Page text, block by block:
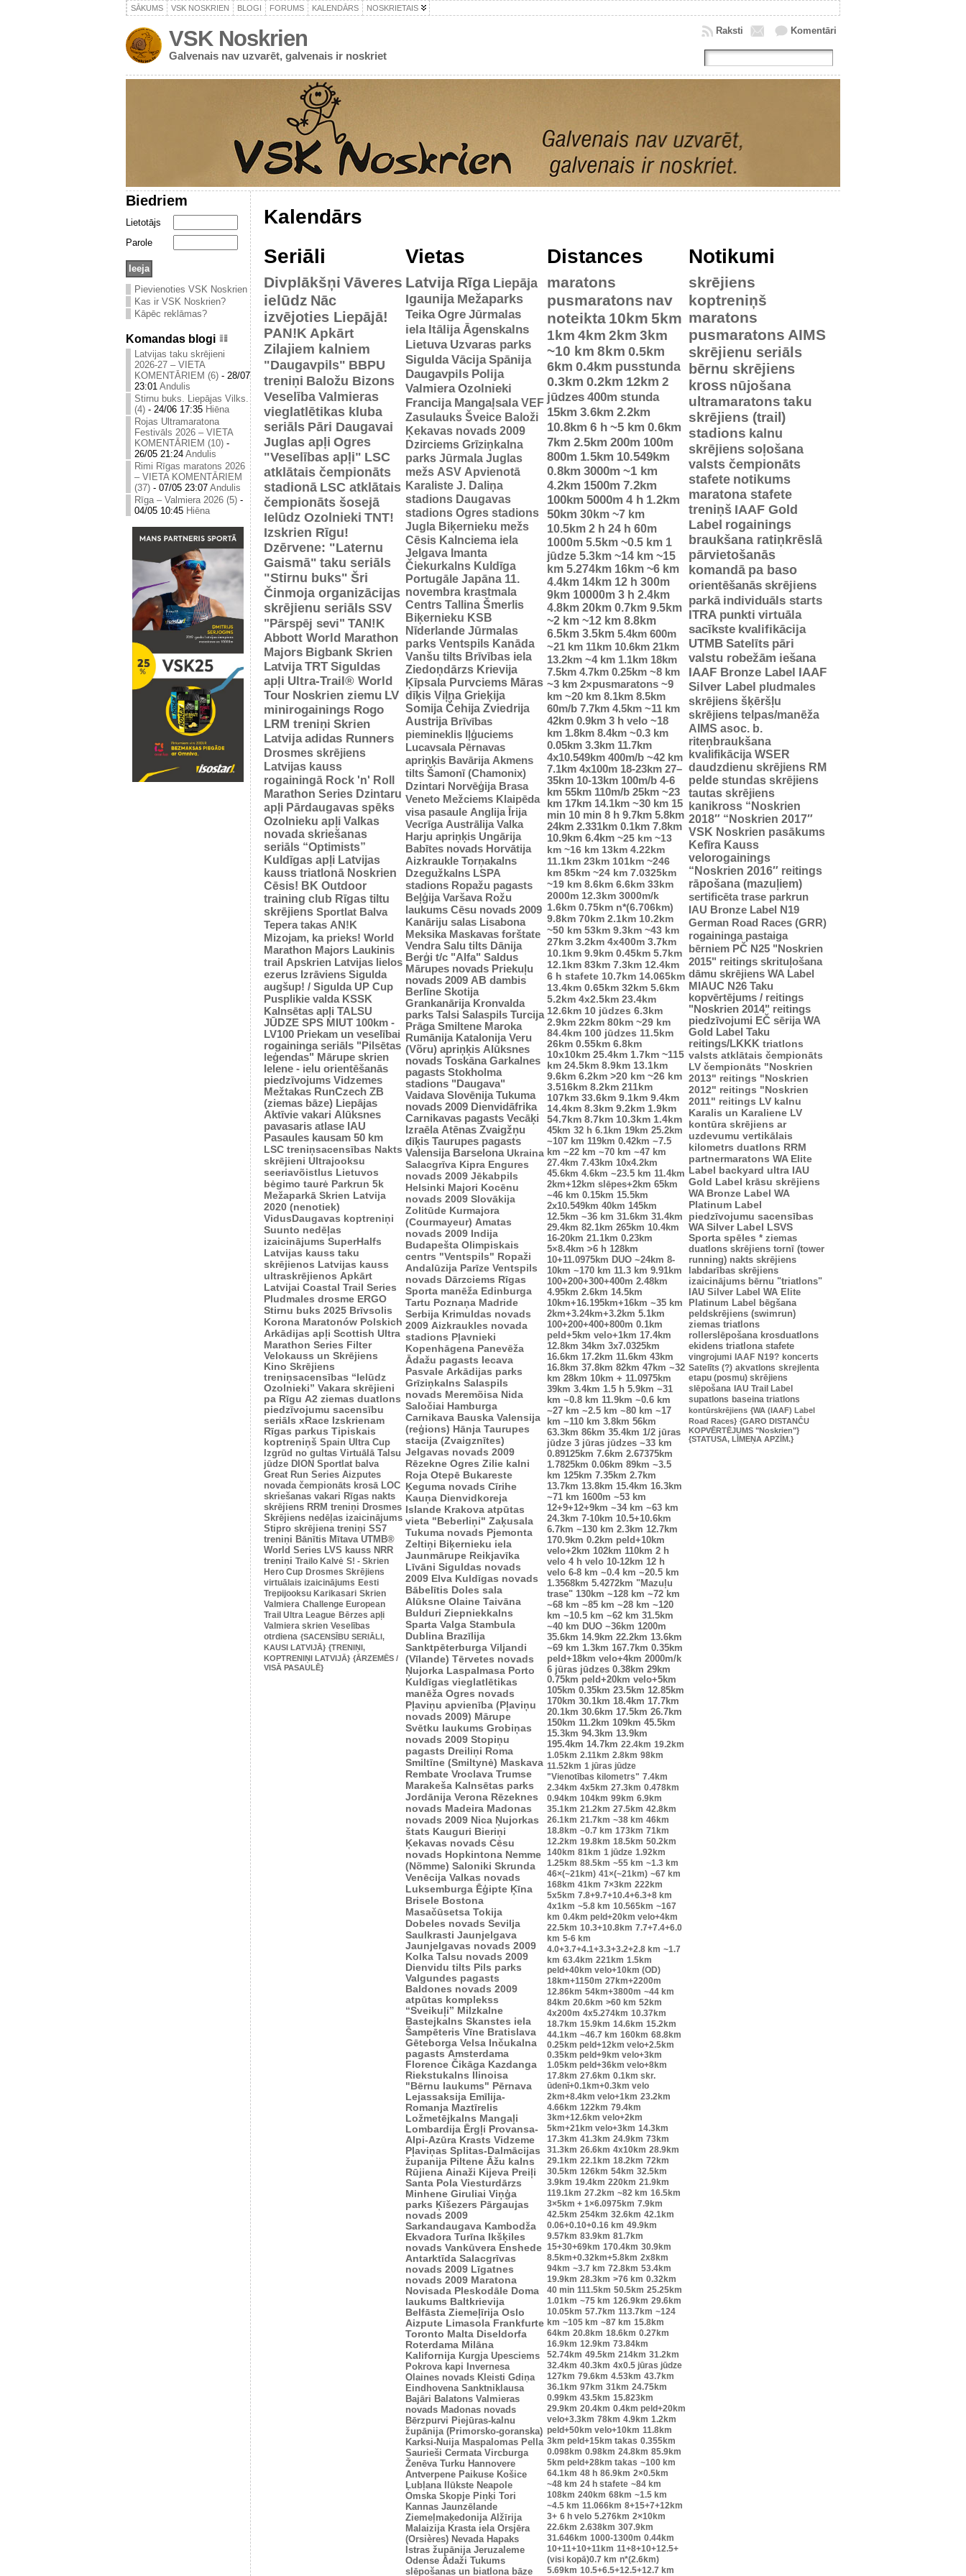
SĀKUMS VSK NOSKRIEN BLOGI FORUMS KALENDĀRS NOSKRIETAIS
VSK Noskrien
Galvenais nav uzvarēt, galvenais ir noskriet
Komentāri
Raksti
Biedriem
Lietotājs
Parole
Pievienoties VSK Noskrien
Kas ir VSK Noskrien?
Kāpēc reklāmas?
Komandas blogi
Latvijas taku skrējieni
2026-27 – VIETA
KOMENTĀRIEM (6) - 28/07
23:01 Andulis
Stirnu buks. Liepājas Vilks.
(4) - 24/06 17:35 Hiēna
Rojas Ultramaratona
Festivāls 2026 – VIETA
KOMENTĀRIEM (10) -
26/05 21:24 Andulis
Rimi Rīgas maratons 2026
– VIETA KOMENTĀRIEM
(37) - 07/05 23:07 Andulis
Rīga – Valmiera 2026 (5) -
04/05 10:45 Hiēna
Kalendārs
Seriāli
Divplākšņi Vāveres
ielūdz Nāc
izvējoties Liepājā!
PAN!K Apkārt
Zilajiem kalniem
"Daugavpils" BBPU
treniņi Baložu Bizons
Veselība Valmieras
vieglatlētikas kluba
seriāls Pāri Daugavai
Juglas apļi Ogres
"Veselības apļi" LSC
atklātais čempionāts
stadionā LSC atklātais
čempionāts šosejā
Ielūdz Ozolnieki TNT!
Izskrien Rīgu!
Dzērvene: "Laternu
Gaismā" taku seriāls
"Stirnu buks" Šri
Činmoja organizācijas
skrējienu seriāls SSV
"Pārspēj sevi" TAN!K
Abbott World Marathon
Majors Bigbank Skrien
Latvija TRT Siguldas
apļi Ultra-Trail® World
Tour Noskrien ziemu LV
minirogainings Rogo
LRM treniņi Skrien
Latvija adidas Runners
Drosmes skrējiens
Latvijas kauss
rogainingā Rock 'n' Roll
Marathon Series Dzintaru
apļi Pārdaugavas spēks
Ozolnieku apļi Valkas
novada skriešanas
seriāls “Optimists”
Kuldīgas apļi Latvijas
kauss triatlonā Noskrien
Cēsis! BK Outdoor
training club Rīgas tiltu
skrējiens Sportlat Balva
Tepera takas AN!K
Mizojam, ka prieks! World
Marathon Majors Laukinis
trail Apskrien Latvijas lielos
ezerus Izrāviens Sigulda
augšup! / Sigulda UP Cup
Pusplikie valda KSSK
Kalnsētas apļi TALSU
JŪDZE SPS MIUT 100km -
LV100 Priekam un veselībai
rogaininga seriāls "Pilsētas
leģendas" Mārupe skrien
Ielene - ielu orientēšanās
piedzīvojums Vidzemes
Mežtakas RunCzech ZB
(ziemas bāze) Liepājas
Aktīvie vakari Alūksnes
pavasaris atlase IAU
Pasaules kausam 50 km
LSC treniņsacensības Nakts
skrējieni Ultrajooksu
seeriavõistlus Lietuvos
bėgimo taurė Parkrun 5k
Mežaparkā Skrien Latvija
2020 (nenotiek)
VidusDaugavas koptreniņi
Suunto nedēļas
izaicinājums SuperHalfs
Latvijas kauss taku
skrējienos Latvijas kauss
ultraskrējienos Apkārt
Latvijai Coastal Trail Series
Pludmales drosme ERGO
Stirnu buks 2025 Brīvsolis
Korona Maratonów Polskich
Arkādijas apļi Scottish Ultra
Marathon Series Filter
Velokauss un Skrējiens
Kino Skrējiens
treniņsacensības “Ielūdz
Ozolnieki” Vakara skrējieni
pa Rīgu A2 ziemas duatlons
piedzīvojumu sacensību
seriāls xRace Izskrienam
Rīgas parkus Tipiskais
koptreniņš Spain Ultra Cup
Izgrūd no gultas Virtuālā Talsu
jūdze DION Sportlat balva
Great Run Series Aizputes
novada čempionāts krosā LOC
skriešanas vakari Rīgas nakts
skrējiens RRM treniņi Drosmes
Skrējiens nedēļas izaicinājums
Stipro skrējiena treniņi SS7
treniņi Bānītis Mītava UTMB®
World Series LVS kauss NRR
treniņi Trailo Kalvė S! - Skrien
Hero Cup Drosmes Skrējiens
virtuālais izaicinājums Eesti
Trepijooksu Karikasari Skrien
Valmiera Challenge European
Trail Ultra League Bērzes apļi
Valmiera skrien Veselības
otrdiena {SACENSĪBU SERIĀLI,
KAUSI LATVIJĀ} {TRENIŅI,
KOPTRENIŅI LATVIJĀ} {ĀRZEMĒS /
VISĀ PASAULĒ}
Vietas
Latvija Rīga Liepāja
Igaunija Mežaparks
Teika Ogre Jūrmalas
iela Itālija Āgenskalns
Lietuva Uzvaras parks
Sigulda Vācija Spānija
Daugavpils Polija
Valmiera Ozolnieki
Francija Mangaļsala VEF
Zasulauks Šveice Baloži
Ķekavas novads 2009
Dzirciems Grīziņkalna
parks Jūrmala Juglas
mežs ASV Apvienotā
Karaliste J. Daliņa
stadions Daugavas
stadions Ogres stadions
Jugla Biķernieku mežs
Cēsis Kalnciema iela
Jelgava Imanta
Čiekurkalns Kuldīga
Portugāle Japāna 11.
novembra krastmala
Centrs Tallina Šmerlis
Biķernieku KSB
Nīderlande Jūrmalas
parks Ventspils Kanāda
Vanšu tilts Brīvības iela
Ziedoņdārzs Krievija
Ķīpsala Purvciems Māras
dīķis Viļņa Grieķija
Somija Čehija Zviedrija
Austrija Brīvības
piemineklis Iļģuciems
Lucavsala Pērnavas
apriņķis Bavārija Akmens
tilts Šamonī (Chamonix)
Dzintari Norvēģija Brasa
Veneto Mežciems Klaipēda
visa pasaule Anglija Īrija
Vecrīga Austrālija Valka
Harju apriņķis Ungārija
Babītes novads Horvātija
Aizkraukle Torņakalns
Dzegužkalns LSPA
stadions Ropažu pagasts
Beļģija Varšava Rožu
laukums Cēsu novads 2009
Kanāriju salas Lisabona
Meksika Maskavas forštate
Vendra Salu tilts Dānija
Berģi t/c "Alfa" Saldus
Mārupes novads Priekuļu
novads 2009 AB dambis
Berlīne Skotija
Grankanārija Kronvalda
parks Talsi Salaspils Turcija
Prāga Smiltene Maroka
Rumānija Katalonija Veru
(Võru) apriņķis Alūksnes
novads Toskāna Garkalnes
pagasts Stokholma
stadions "Daugava"
Vaidava Slovēnija Tukuma
novads 2009 Dienvidāfrika
Carnikavas pagasts Vecāķi
Izraēla Atēnas Zvaigžņu
dīķis Taurupes pagasts
Valensija Barselona Ukraina
Salacgrīva Kipra Engures
novads 2009 Jēkabpils
Helsinki Majori Kocēnu
novads 2009 Slovākija
Zolitūde Kurmajora
(Courmayeur) Amatas
novads 2009 Indija
Budapešta Olimpiskais
centrs "Ventspils" Ropaži
Andalūzija Parīze Ventspils
novads Dārzciems Rīgas
Sporta manēža Edinburga
Tartu Poznaņa Madride
Serbija Krimuldas novads
2009 Aizkraukles novada
stadions Pļavnieki
Kopenhāgena Panevēža
Ādažu pagasts Iecava
Pasvale Arkādijas parks
Grīziņkalns Salaspils
novads Meremõisa Nida
Saločiai Hamburga
Carnikava Bauska Valensija
(reģions) Hānja Taurupes
stacija (Zvaigznītes)
Jelgavas novads 2009
Rēzekne Ogres Zilie kalni
Roja Otepē Bukareste
Ķeguma novads Cīrihe
Kauņa Dienvidkoreja
Islande Krakova atpūtas
vieta "Beberliņi" Zaķusala
Tukuma novads Pjemonta
Zeltiņi Biķernieku iela
Jaunmārupe Reikjavīka
Līvāni Siguldas novads
2009 Elva Kuldīgas novads
Bābelītis Doles sala
Alūksne Olaine Taivāna
Bulduri Ziepniekkalns
Sparta Valga Stambula
Dublina Brazīlija
Sanktpēterburga Viljandi
(Vīlande) Tērvetes novads
Ņujorka Laspalmasa Porto
Kuldīgas vieglatlētikas
manēža Ogres novads
Pļaviņu apvienība (Pļaviņu
novads 2009) Mārupe
Svētku laukums Grobiņas
novads 2009 Stopiņu
pagasts Dreiliņi Roma
Smiltīne (Smiltynė) Maskava
Rembate Vroclava Trumse
Marakeša Kalnsētas parks
Jordānija Verona Rēzeknes
novads Madeira Madonas
novads 2009 Nica Ņujorkas
štats Kauguri Bieriņi
Ķekavas novads Cēsu
novads Hopkintona Nemme
(Nõmme) Saloniki Skrunda
Venēcija Valkas novads
Luksemburga Ēģipte Ķīna
Brisele Bostona
Masačūsetsa Tokija
Dobeles novads Sevilja
Saulkrasti Jaunjelgava
Jaunjelgavas novads 2009
Kolka Talsu novads 2009
Dienvidu tilts Pils parks
Valgundes pagasts
Baldones novads 2009
atpūtas komplekss
“Sveikuļi” Milzkalne
Bastejkalns Skanstes iela
Šampēteris Vīne Bratislava
Gēteborga Velsa Inčukalna
pagasts Amsterdama
Florence Čikāga Kazdanga
Riekstukalns Ilinoisa
"Bērnu laukums" Pērnava
Lejassaksija Emīlija-
Romanja Maztīrelis
Ložmetējkalns Mangaļi
Lombardija Ērgļi Provansa-
Alpi-Azūra Krasts Vidzeme
Pļaviņas Splitas-Dalmācijas
županija Piltene Āžu kalns
Rūjiena Ainaži Kijeva Preiļi
Santa Pola Viesturdārzs
Minhene Giruliai Viņģa
parks Ķīšezers Pārgaujas
novads 2009
Sarkandaugava Kambodža
Ekvadora Turīna Ikšķiles
novads Vankūvera Enshede
Antarktīda Salacgrīvas
novads 2009 Līgatnes
novads 2009 Maratona
Novisada Pleskodāle Doma
laukums Baltkrievija
Belfāsta Ziemeļīrija Oslo
Aizpute Limasola Frankfurte
Toronto Malta Diseldorfa
Roterdama Milāna
Kalifornija Kurgja Upesciems
Pokrova kapi Invernesa
Olaines novads Kleisti Gdiņa
Eindhovena Sanktniklausa
Bajāri Balatons Valmieras
novads Madonas novads
Bērzpurvi Piejūras-kalnu
župānija (Primorsko-goranska)
Karksi-Nuija Maspalomas Pella
Saurieši Cermata Vircburga
Ženēva Turku Hannovere
Antverpene Paikuse Košice
Ļubļana Ilūkste Neapole
Omska Skopje Piņķi Tori
Kannas Jaunzēlande
Ziemeļmaķedonija Alžīrija
Malaizija Krasta iela Orsjēra
(Orsières) Nevada Hapaks
Istras župānija Jeruzaleme
Odense Ādaži Tukums
slēpošanas un biatlona bāze
Distances
maratons
pusmaratons nav
noteikta 10km 5km
1km 4km 2km 3km
~10 km 8km 0.5km
6km 0.4km pusstunda
0.3km 0.2km 12km 2
jūdzes 400m stunda
15km 3.6km 2.2km
10.8km 6 h ~5 km 0.6km
7km 2.5km 200m 100m
800m 1.5km 10.549km
0.8km 3000m ~1 km
4.2km 1500m 7.2km
100km 5000m 4 h 1.2km
50km 30km ~7 km
10.5km 2 h 24 h 60m
1000m 5.5km ~0.5 km 1
jūdze 5.3km ~14 km ~15
km 5.274km 16km ~6 km
4.4km 14km 12 h 300m
9km 10000m 3 h 2.4km
4.8km 20km 0.7km 9.5km
~2 km ~12 km 8.8km
6.5km 3.5km 5.4km 600m
~21 km 11km 10.6km 21km
13.2km ~4 km 1.1km 18km
7.5km 4.7km 0.25km ~8 km
~3 km 2×pusmaratons ~9
km ~20 km 8.1km 8.5km
60m/b 7.7km 4.5km ~11 km
42km 0.9km 3 h velo ~18
km 1.8km 8.4km ~0.3 km
0.05km 3.3km 11.7km
4x10.549km 400m/b ~42 km
7.1km 4x100m 18-23km 27–
35km 10-13km 100m/b 4-6
km 55km 110m/b 25km ~23
km 17km 14.1km ~30 km 15
min 10 min 8 h 9.7km 5.8km
24km 2.331km 0.1km 7.8km
10.9km 6.4km ~25 km ~13
km ~16 km 13km 4.22km
11.1km 23km 101km ~246
km 85km ~24 km 7.0325km
~19 km 8.6km 6.6km 33km
2000m 12.3km 3000m/k
1.6km 0.75km n*(6.706km)
9.8km 70km 2.1km 10.2km
~50 km 53km 9.3km ~43 km
27km 3.2km 4x400m 3.7km
10.1km 9.9km 0.45km 5.7km
12.1km 83km 7.3km 12.4km
6 h stafete 10.7km 14.065km
13.4km 0.65km 32km 5.6km
5.2km 4x2.5km 23.4km
12.6km 10 jūdzes 6.3km
2.9km 22km 80km ~29 km
84.4km 100 jūdzes 11.5km
26km 0.55km 6.8km
10x10km 25.4km 1.7km ~115
km 24.5km 8.9km 13.1km
9.6km 6.2km >20 km ~26 km
3.516km 8.2km 211km
107km 33.6km 9.1km 9.4km
14.4km 8.3km 9.2km 1.9km
54.7km 8.7km 10.3km 1.4km
45km 32 h 6.1km 19km 25.2km
~107 km 119km 0.42km ~7.5
km ~22 km ~70 km ~47 km
27.4km 7.43km 10x4.2km
45.6km 4.6km ~23.5 km 11.4km
2km+12km slēpes+2km 65km
~46 km 0.15km 15.5km
2x10.549km 40km 145km
12.5km ~36 km 31.6km 31.4km
29.4km 82.1km 265km 10.4km
16-20km 21.1km 0.23km
5×8.4km >6 h 128km
10+11.0975km DUO ~24km 8-
10km ~170 km 11.3 km 9.91km
100+200+300+400m 2.48km
4.95km 2.6km 14.5km
10km+16.195km+16km ~35 km
2km+3.24km+3.2km 5.1km
100+200+400+800m 0.1km
peld+5km velo+1km 17.4km
12.8km 34km 3x7.0325km
16.6km 17.2km 11.6km 43km
16.8km 37.8km 82km 47km ~32
km 28km 10km + 11.0975km
39km 3.4km 1.5 h 5.9km ~31
km ~0.8 km 11.9km ~0.6 km
~27 km ~2.5 km ~80 km ~17
km ~110 km 3.8km 56km
63.3km 86km 35.4km 1/2 jūras
jūdze 3 jūras jūdzes ~33 km
0.89125km 7.6km 2.67375km
1.7825km 0.06km 89km ~3.5
km 125km 7.35km 2.7km
13.7km 13.8km 15.4km 16.3km
~71 km 1600m ~53 km
12+9+12+9km ~34 km ~63 km
24.3km 7-10km 10.5+10.6km
6.7km ~130 km 2.3km 12.7km
170.9km 0.2km peld+10km
velo+2km 102km 110km 2 h
velo 4 h velo 10-12km 12 h
velo 6-8 km ~0.4 km ~20.5 km
1.3568km 5.4272km "Mazuļu
trase" 130km ~128 km ~72 km
~68 km ~85 km ~28 km ~120
km ~10.5 km ~62 km 31.5km
~40 km DUO ~36km 1200m
35.6km 14.9km 22.2km 13.6km
~69 km 1.3km 167.7km 0.35km
peld+18km velo+4km 2000m/k
6 jūras jūdzes 0.38km 29km
0.75km peld+20km velo+5km
105km 0.35km 23.5km 12.85km
170km 30.1km 18.4km 17.7km
20.1km 30.6km 17.5km 26.7km
150km 11.2km 109km 45.5km
15.3km 94.3km 13.9km
195.4km 14.7km 22.4km 19.2km
1.05km 2.11km 2.8km 98km
11.52km 1 jūras jūdze
"Vienotības kilometrs" 7.4km
2.34km 4x5km 27.3km 0.478km
0.94km 104km 99km 6.9km
35.1km 21.2km 27.5km 42.8km
26.1km 21.7km ~38 km 46km
18.8km ~0.7 km 173km 71km
12.2km 19.8km 18.5km 50.2km
140km 81km 1 jūdze 1.92km
1.25km 88.5km ~55 km ~1.3 km
46×(~21km) 41×(~21km) ~67 km
168km 41km 7×3km 222km
5x5km 7.8+9.7+10.4+6.3+8 km
4x1km ~5.8 km 10.565km ~167
km 0.4km peld+20km velo+4km
22.5km 10.3+10.8km 7.7+7.4+6.0
km 5-6 km
4.0+3.7+4.1+3.3+3.2+2.8 km ~1.7
km 63.4km 221km 1.5km
peld+40km velo+10km (OD)
18km+1150m 27km+2200m
12.86km 54km+3800m ~44 km
84km 20.6km >60 km 52km
4x200m 4x5.274km 10.37km
18.7km 15.9km 14.6km 15.2km
44.1km ~46.7 km 160km 68.8km
0.25km peld+12km velo+2.5km
0.35km peld+9km velo+3km
1.05km peld+36km velo+8km
17.8km 27.6km 0.1km skr.
ūdenī+0.1km+0.3km velo
2km+8.4km velo+1km 23.2km
4.66km 122km 79.4km
3km+12.6km velo+2km
5km+21km velo+3km 14.3km
17.3km 41.3km 24.9km 73km
31.3km 26.6km 4x10km 28.9km
29.1km 22.1km 18.2km 72km
30.5km 126km 54km 32.5km
3.9km 19.4km 220km 21.9km
119.1km 27.2km ~82 km 16.5km
3×5km + 1×6.0975km 7.9km
42.5km 254km 32.6km 42.1km
0.06+0.10+0.16 km 49.9km
9.57km 83.9km 81.7km
15+30+69km 170.4km 30.9km
8.5km+0.32km+5.8km 2x8km
94km ~3.7 km 72.8km 53.4km
19.9km 28.3km >76 km 0.32km
40 min 111.5km 50.5km 25.25km
1.01km ~75 km 126.9km 29.6km
10.05km 57.7km 113.7km ~124
km ~105 km ~87 km 15.8km
64km 20.8km 18.6km 0.27km
16.9km 12.9km 73.84km
52.74km 49.5km 214km 31.2km
32.4km 40.3km 4x0.5 jūras jūdze
127km 79.6km 4.53km 43.7km
36.1km 97km 31km 24.75km
0.99km 43.5km 15.823km
29.9km 20.4km 0.4km peld+20km
velo+3.3km 78km 4.9km 1.2km
peld+50km velo+10km 11.8km
3km peld+15km takas 0.355km
0.098km 0.98km 24.8km 85.9km
5km peld+28km takas ~100 km
64.1km 48 h 86.9km 2×0.5km
~48 km 24 h stafete ~84 km
108km 240km 68km ~1.5 km
~4.5 km 11.066km 8+15+7+12km
3+ 6 h velo 5.276km 2×10km
22.6km 2.638km 307.9km
31.646km 1000-1300m 0.44km
10+11+10+11km 11+8+10+12.5+
(visi kopā)0.7 km n*(2.6km)
5.69km 10.5+6.5+12.5+12.7 km
Notikumi
skrējiens
koptreniņš
maratons
pusmaratons AIMS
skrējienu seriāls
bērnu skrējiens
kross nūjošana
ultramaratons taku
skrējiens (trail)
stadions kalnu
skrējiens soļošana
valsts čempionāts
stafete notikums
maratona stafete
treniņš IAAF Gold
Label rogainings
braukšana ratiņkrēslā
pārvietošanās
komandā pa baso
orientēšanās skrējiens
parkā individuāls starts
ITRA punkti virtuāla
sacīkste kvalifikācija
UTMB Satelīts pāri
valstu robežām iešana
IAAF Bronze Label IAAF
Silver Label pludmales
skrējiens šķēršļu
skrējiens telpas/manēža
AIMS asoc. b.
riteņbraukšana
kvalifikācija WSER
daudzdienu skrējiens RM
pelde stundas skrējiens
tautas skrējiens
kanikross “Noskrien
2018″ “Noskrien 2017″
VSK Noskrien pasākums
Kefīra Kauss
velorogainings
“Noskrien 2016″ reitings
rāpošana (mazuļiem)
sertificēta trase parkrun
IAU Bronze Label N19
German Road Races (GRR)
rogaininga pastaiga
bērniem PČ N25 "Noskrien
2015" reitings skrituļošana
dāmu skrējiens WA Label
MIAUC N26 Taku
kopvērtējums / reitings
"Noskrien 2014" reitings
piedzīvojumi EČ sērija WA
Gold Label Taku
reitings/LKKK triatlons
valsts atklātais čempionāts
LV čempionāts "Noskrien
2013" reitings "Noskrien
2012" reitings "Noskrien
2011" reitings LV kalnu
Karalis un Karaliene LV
kontūra skrējiens ar
uzdevumu vertikālais
kilometrs duatlons RRM
partnermaratons WA Elite
Label backyard ultra IAU
Gold Label krāsu skrējiens
WA Bronze Label WA
Platinum Label
piedzīvojumu sacensības
WA Silver Label LSVS
Sporta spēles * ziemas
duatlons skrējiens tornī (tower
running) nakts skrējiens
labdarības skrējiens
izaicinājums bērnu "triatlons"
IAU Silver Label WA Elite
Platinum Label bēgšana
peldskrējiens (swimrun)
ziemas triatlons
rollerslēpošana krosduatlons
ekidens triatlona stafete
vingrojumi IAAF N19? koncerts
Satelīts (?) akvatlons skrejlenta
etapu (posmu) skrējiens
slēpošana
IAU Trail Label
supatlons baseina triatlons
kontūrskrējiens {WA (IAAF) Label
Road Races} {GARO DISTANČU
KOPVĒRTĒJUMS "Noskrien"}
{STATUSA, LĪMEŅA APZĪM.}